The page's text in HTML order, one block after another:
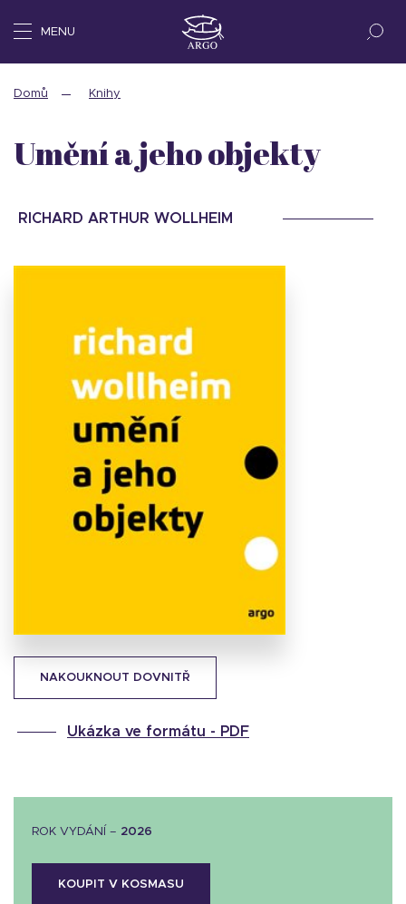
MENU
Domů Knihy
NAKOUKNOUT DOVNITŘ
Ukázka ve formátu - PDF
Umění a jeho objekty
RICHARD ARTHUR WOLLHEIM
ROK VYDÁNÍ – 2026
KOUPIT V KOSMASU